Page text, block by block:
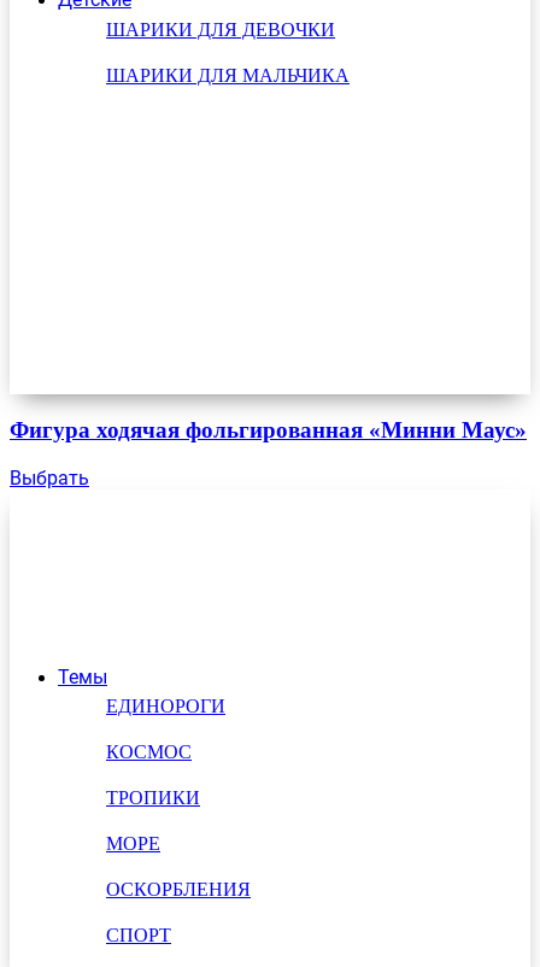
ШАРИКИ ДЛЯ ДЕВОЧКИ
ШАРИКИ ДЛЯ МАЛЬЧИКА
Темы
ЕДИНОРОГИ
КОСМОС
ТРОПИКИ
МОРЕ
ОСКОРБЛЕНИЯ
СПОРТ
Фигура ходячая фольгированная «Минни Маус»
Выбрать